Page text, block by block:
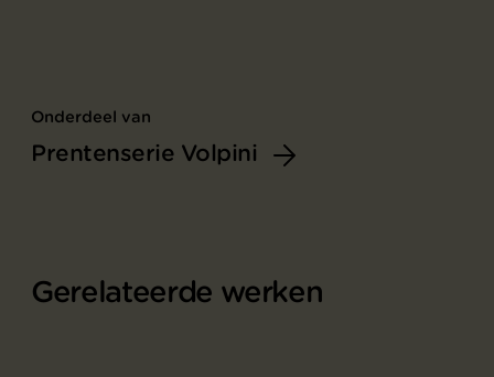
Onderdeel van
Prentenserie Volpini
Gerelateerde werken